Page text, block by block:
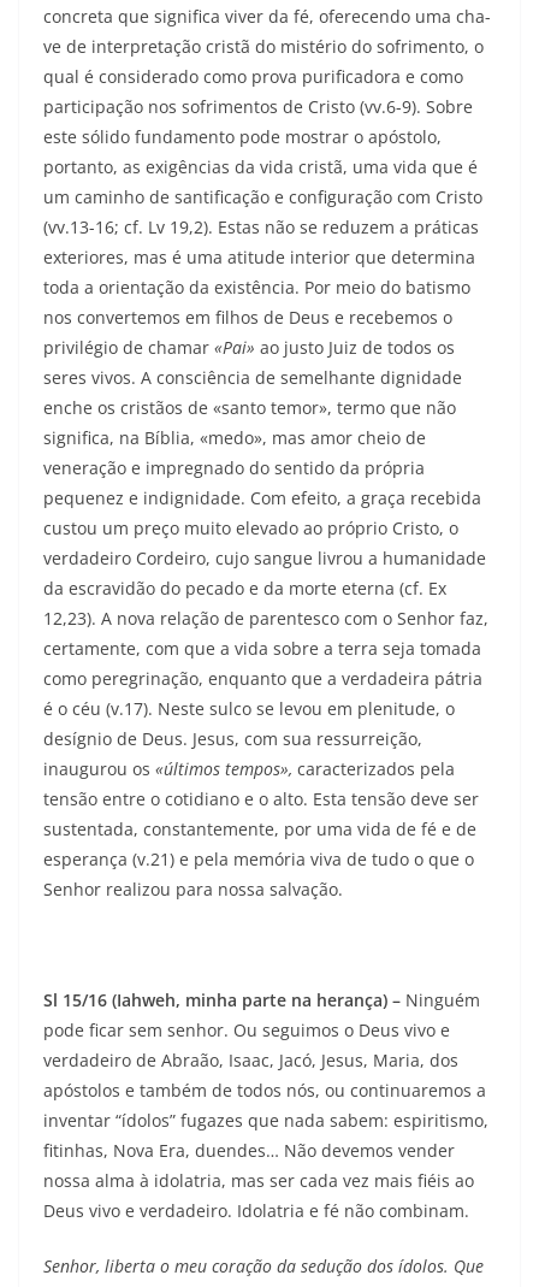
concreta que significa viver da fé, oferecendo uma cha­
ve de interpretação cristã do mistério do sofri­mento, o
qual é considerado como prova purificadora e como
participação nos sofrimentos de Cristo (vv.6-9). So­bre
este sólido fundamento pode mostrar o apóstolo,
portanto, as exigências da vida cristã, uma vida que é
um caminho de santificação e configuração com Cristo
(vv.13-16; cf. Lv 19,2). Estas não se reduzem a práticas
exteriores, mas é uma atitude interior que determina
toda a orientação da existência. Por meio do batismo
nos convertemos em filhos de Deus e recebemos o
privilégio de chamar «Pai» ao justo Juiz de todos os
seres vivos. A consciência de semelhante dignidade
enche os cristãos de «santo temor», ter­mo que não
significa, na Bíblia, «medo», mas amor cheio de
veneração e impregnado do sentido da própria
pequenez e indignidade. Com efeito, a graça recebida
custou um preço muito elevado ao próprio Cristo, o
verdadeiro Cordeiro, cujo sangue livrou a humanidade
da escravidão do pecado e da mor­te eterna (cf. Ex
12,23). A nova relação de parentes­co com o Senhor faz,
certamente, com que a vida sobre a terra seja tomada
como peregrinação, enquanto que a verdadeira pátria
é o céu (v.17). Neste sulco se levou em plenitude, o
desígnio de Deus. Jesus, com sua ressurreição,
inaugurou os «últimos tem­pos», caracterizados pela
tensão entre o cotidiano e o alto. Esta tensão deve ser
sustentada, constantemente, por uma vida de fé e de
esperança (v.21) e pela memória viva de tudo o que o
Senhor realizou para nossa salvação.
Sl 15/16 (Iahweh, minha parte na herança) – Ninguém
pode ficar sem senhor. Ou seguimos o Deus vivo e
verdadeiro de Abraão, Isaac, Jacó, Jesus, Maria, dos
apóstolos e também de todos nós, ou continuaremos a
inventar “ídolos” fugazes que nada sabem: espiritismo,
fitinhas, Nova Era, duendes… Não devemos vender
nossa alma à idolatria, mas ser cada vez mais fiéis ao
Deus vivo e verdadeiro. Idolatria e fé não combinam.
Senhor, liberta o meu coração da sedução dos ídolos. Que